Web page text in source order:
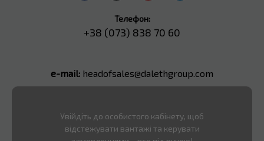
Телефон:
+38 (073) 838 70 60
e-mail: headofsales@dalethgroup.com
Увійдіть до особистого кабінету, щоб
відстежувати вантажі та керувати